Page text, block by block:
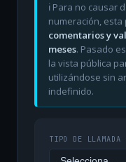
ℹ️ Para no causar
numeración,
comentarios y
meses. Pasado
la vista pública
utilizándose sin
indefinido.
TIPO DE LLAMADA